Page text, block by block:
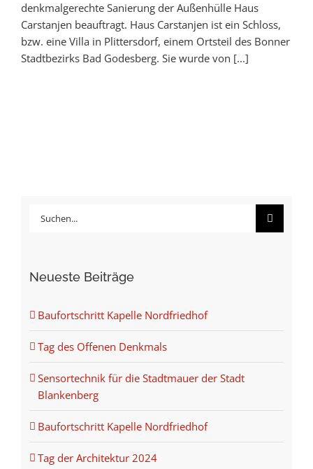
denkmalgerechte Sanierung der Außenhülle Haus
Carstanjen beauftragt. Haus Carstanjen ist ein Schloss,
bzw. eine Villa in Plittersdorf, einem Ortsteil des Bonner
Stadtbezirks Bad Godesberg. Sie wurde von [...]
Suche
Neueste Beiträge
Baufortschritt Kapelle Nordfriedhof
Tag des Offenen Denkmals
Sensortechnik für die Stadtmauer der Stadt
Blankenberg
Baufortschritt Kapelle Nordfriedhof
Tag der Architektur 2024